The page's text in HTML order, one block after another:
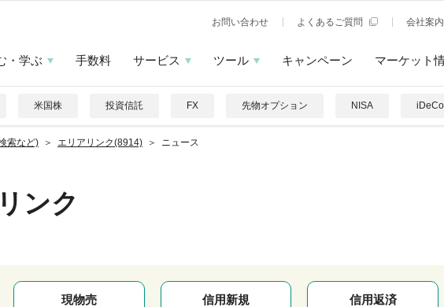
お問い合わせ よくあるご質問 会社案
・学ぶ 手数料 サービス ツール キャンペーン マーケット
米国株 投資信託 FX 先物オプション NISA iDeCo
索など) エリアリンク(8914) ニュース
ンク
現物売 信用新規 信用返済